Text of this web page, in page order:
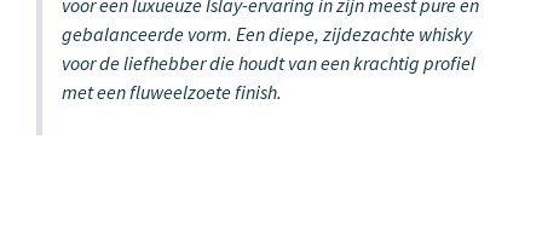
gebalanceerde vorm. Een diepe, zijdezachte whisky
voor de liefhebber die houdt van een krachtig profiel
met een fluweelzoete finish.